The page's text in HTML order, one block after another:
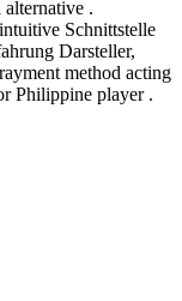
.
Schnittstelle
Darsteller,
method acting
Philippine player .